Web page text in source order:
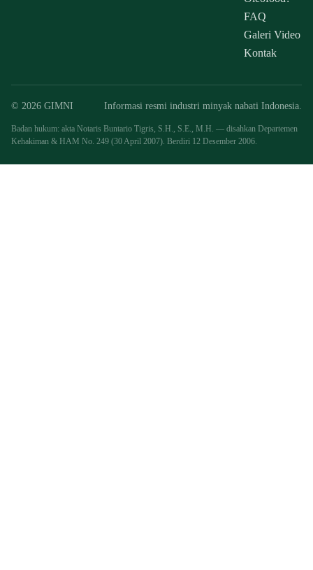
FAQ
Galeri Video
Kontak
© 2026 GIMNI Informasi resmi industri minyak nabati Indonesia.
Badan hukum: akta Notaris Buntario Tigris, S.H., S.E., M.H. — disahkan Departemen
Kehakiman & HAM No. 249 (30 April 2007). Berdiri 12 Desember 2006.